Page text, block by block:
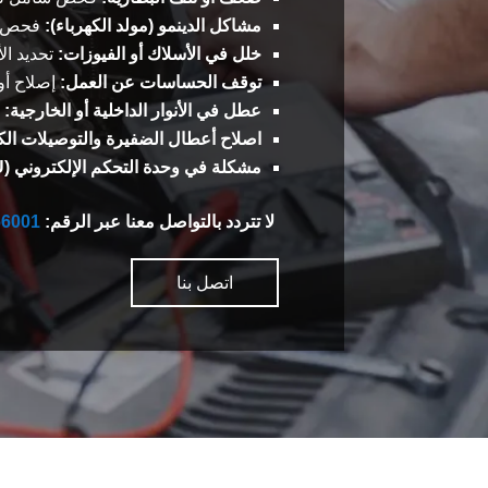
مشاكل الدينمو (مولد الكهرباء): فحص
خلل في الأسلاك أو الفيوزات:تحديد
توقف الحساسات عن العمل:إصلاح
عطل في الأنوار الداخلية أو الخارجية:
اصلاح أعطال الضفيرة والتوصيلات
مشكلة في وحدة التحكم الإلكتروني (ECU):
لا تتردد بالتواصل معنا عبر الرقم:
اتصل بنا